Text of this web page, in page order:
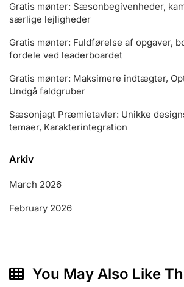
Gratis mønter: Sæsonbegivenheder,
særlige lejligheder
Gratis mønter: Fuldførelse af opgaver,
fordele ved leaderboardet
Gratis mønter: Maksimere indtægter,
Undgå faldgruber
Sæsonjagt Præmietavler: Unikke
temaer, Karakterintegration
Arkiv
March 2026
February 2026
You May Also Like